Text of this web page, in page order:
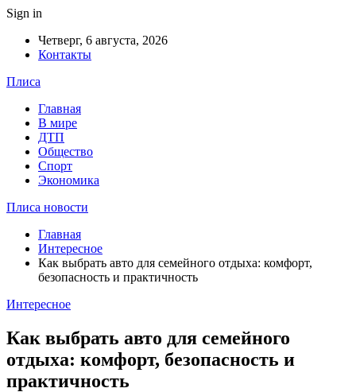
Sign in
Четверг, 6 августа, 2026
Контакты
Плиса
Главная
В мире
ДТП
Общество
Спорт
Экономика
Плиса новости
Главная
Интересное
Как выбрать авто для семейного отдыха: комфорт,
безопасность и практичность
Интересное
Как выбрать авто для семейного
отдыха: комфорт, безопасность и
практичность